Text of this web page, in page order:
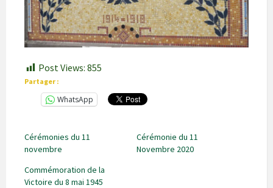
Post Views: 855
Partager :
WhatsApp
Cérémonies du 11
novembre
Cérémonie du 11
Novembre 2020
Commémoration de la
Victoire du 8 mai 1945